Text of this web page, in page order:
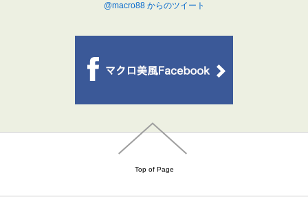
@macro88 からのツイート
Top of Page